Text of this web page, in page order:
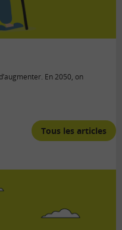
En 2050, on
Tous les articles